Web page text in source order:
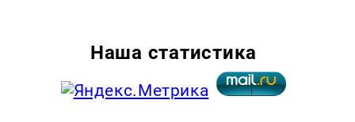
Наша статистика